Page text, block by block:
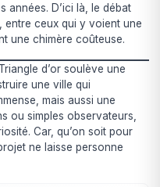
années. D’ici là, le débat
entre ceux qui y voient une
une chimère coûteuse.
d’or soulève une
une ville qui
mais aussi une
ou simples observateurs,
Car, qu’on soit pour
ne laisse personne